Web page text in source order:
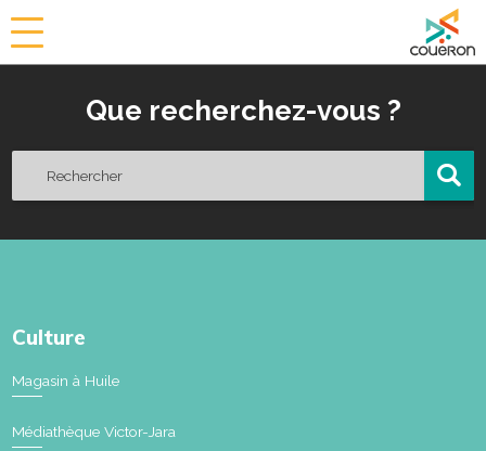
i
Que recherchez-vous ?
Culture
Magasin à Huile
Médiathèque Victor-Jara